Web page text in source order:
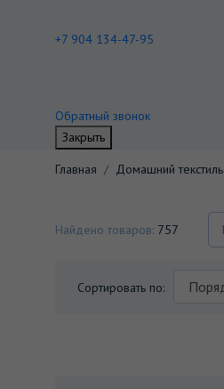
+7 904 134-47-95
Обратный звонок
Закрыть
Главная
Домашний текстиль
Найдено товаров: 757
Сортировать по: